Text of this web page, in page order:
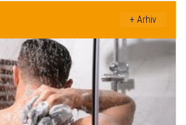
+ Arhiv